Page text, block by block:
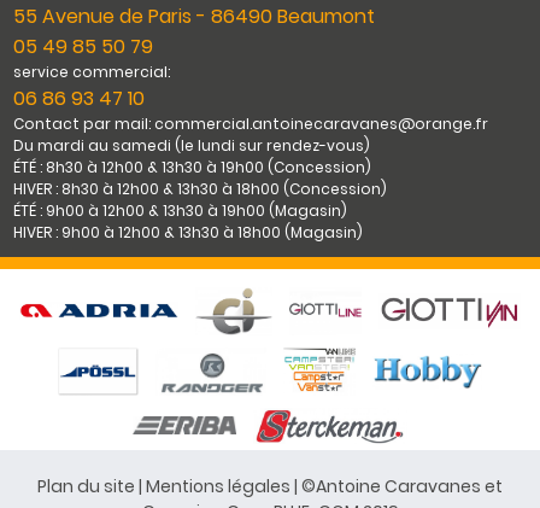
55 Avenue de Paris - 86490 Beaumont
05 49 85 50 79
service commercial:
06 86 93 47 10
Contact par mail: commercial.antoinecaravanes@orange.fr
Du mardi au samedi (le lundi sur rendez-vous)
ÉTÉ : 8h30 à 12h00 & 13h30 à 19h00 (Concession)
HIVER : 8h30 à 12h00 & 13h30 à 18h00 (Concession)
ÉTÉ : 9h00 à 12h00 & 13h30 à 19h00 (Magasin)
HIVER : 9h00 à 12h00 & 13h30 à 18h00 (Magasin)
Plan du site | Mentions légales | ©Antoine Caravanes et